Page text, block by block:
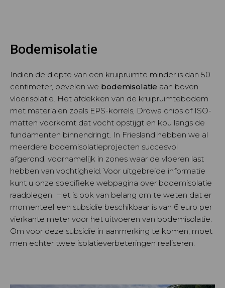
Bodemisolatie
Indien de diepte van een kruipruimte minder is dan 50
centimeter, bevelen we bodemisolatie aan boven
vloerisolatie. Het afdekken van de kruipruimtebodem
met materialen zoals EPS-korrels, Drowa chips of ISO-
matten voorkomt dat vocht opstijgt en kou langs de
fundamenten binnendringt. In Friesland hebben we al
meerdere bodemisolatieprojecten succesvol
afgerond, voornamelijk in zones waar de vloeren last
hebben van vochtigheid. Voor uitgebreide informatie
kunt u onze specifieke webpagina over bodemisolatie
raadplegen. Het is ook van belang om te weten dat er
momenteel een subsidie beschikbaar is van 6 euro per
vierkante meter voor het uitvoeren van bodemisolatie.
Om voor deze subsidie in aanmerking te komen, moet
men echter twee isolatieverbeteringen realiseren.